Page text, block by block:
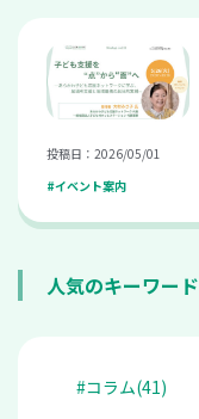
投稿日：2026/05/01
#イベント案内
人気のキーワード
#コラム(41)